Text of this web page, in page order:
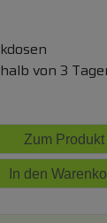
von 3
Zum Produkt
In den